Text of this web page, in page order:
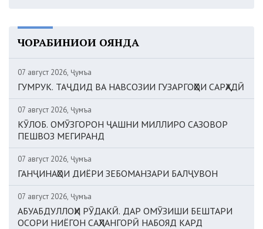
ЧОРАБИНИҲОИ ОЯНДА
07 август 2026, Ҷумъа
ГУМРУК. ТАҶДИД ВА НАВСОЗИИ ГУЗАРГОҲҲОИ САРҲАДӢ
07 август 2026, Ҷумъа
КӮЛОБ. ОМӮЗГОРОН ҶАШНИ МИЛЛИРО САЗОВОР
ПЕШВОЗ МЕГИРАНД
07 август 2026, Ҷумъа
ГАНҶИНАҲОИ ДИЁРИ ЗЕБОМАНЗАРИ БАЛҶУВОН
07 август 2026, Ҷумъа
АБУАБДУЛЛОҲИ РӮДАКӢ. ДАР ОМӮЗИШИ БЕШТАРИ
ОСОРИ НИЁГОН САҲЛАНГОРӢ НАБОЯД КАРД